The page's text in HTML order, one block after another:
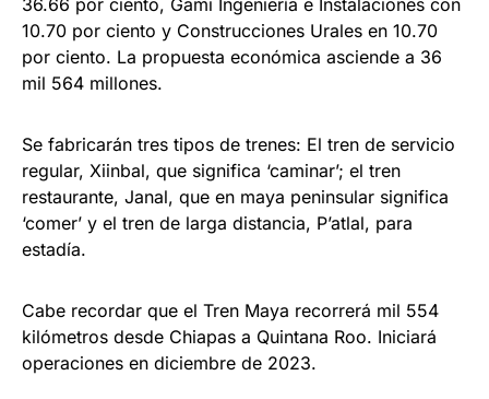
10.70 por ciento y Construcciones Urales en 10.70
por ciento. La propuesta económica asciende a 36
mil 564 millones.
Se fabricarán tres tipos de trenes: El tren de servicio
regular, Xiinbal, que significa ‘caminar’; el tren
restaurante, Janal, que en maya peninsular significa
‘comer’ y el tren de larga distancia, P’atlal, para
estadía.
Cabe recordar que el Tren Maya recorrerá mil 554
kilómetros desde Chiapas a Quintana Roo. Iniciará
operaciones en diciembre de 2023.